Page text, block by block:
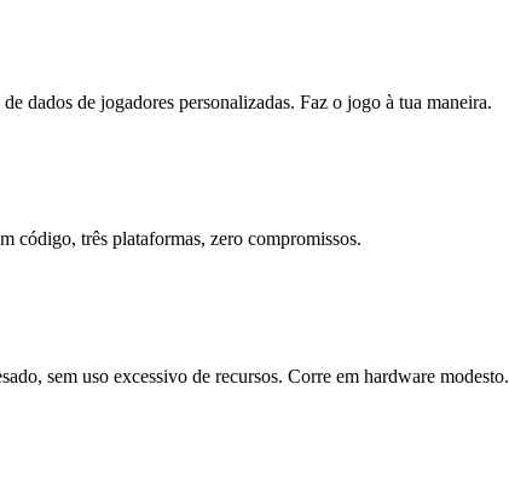
dados de jogadores personalizadas. Faz o jogo à tua maneira.
código, três plataformas, zero compromissos.
sem uso excessivo de recursos. Corre em hardware modesto.